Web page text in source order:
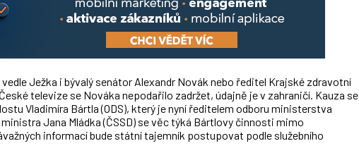
Ježka i bývalý senátor Alexandr Novák nebo ředitel Krajské zdravotní
televize se Nováka nepodařilo zadržet, údajně je v zahraničí. Kauza se
Vladimíra Bártla (ODS), který je nyní ředitelem odboru ministerstva
Jana Mládka (ČSSD) se věc týká Bártlovy činnosti mimo
informací bude státní tajemník postupovat podle služebního